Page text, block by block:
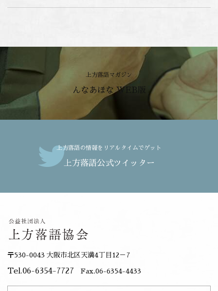
上方落語マガジン
んなあほな WEB版
上方落語の情報をリアルタイムでゲット
上方落語公式ツイッター
〒530-0043 大阪市北区天満4丁目12－7
Tel.06-6354-7727 Fax.06-6354-4433